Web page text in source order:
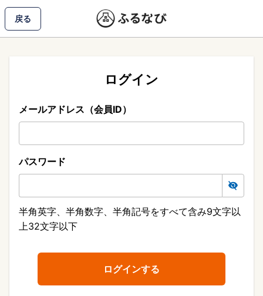
戻る
ログイン
メールアドレス（会員ID）
パスワード
半角英字、半角数字、半角記号をすべて含み9文字以
上32文字以下